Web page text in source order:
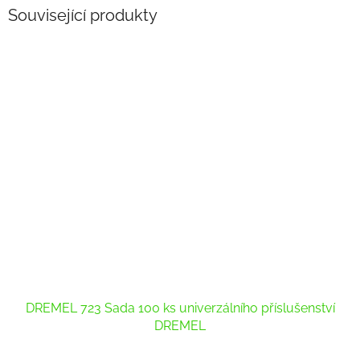
Související produkty
DREMEL 723 Sada 100 ks univerzálního příslušenství
DREMEL